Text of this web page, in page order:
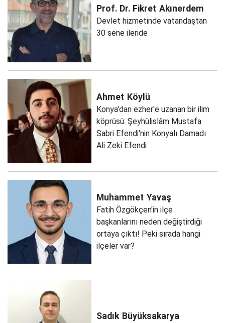
Prof. Dr. Fikret Akınerdem
Devlet hizmetinde vatandaştan
30 sene ileride
Ahmet Köylü
Konya'dan ezher'e uzanan bir ilim
köprüsü: Şeyhülislâm Mustafa
Sabri Efendi'nin Konyalı Damadı
Ali Zeki Efendi
Muhammet Yavaş
Fatih Özgökçen'in ilçe
başkanlarını neden değiştirdiği
ortaya çıktı! Peki sırada hangi
ilçeler var?
Sadık Büyüksakarya